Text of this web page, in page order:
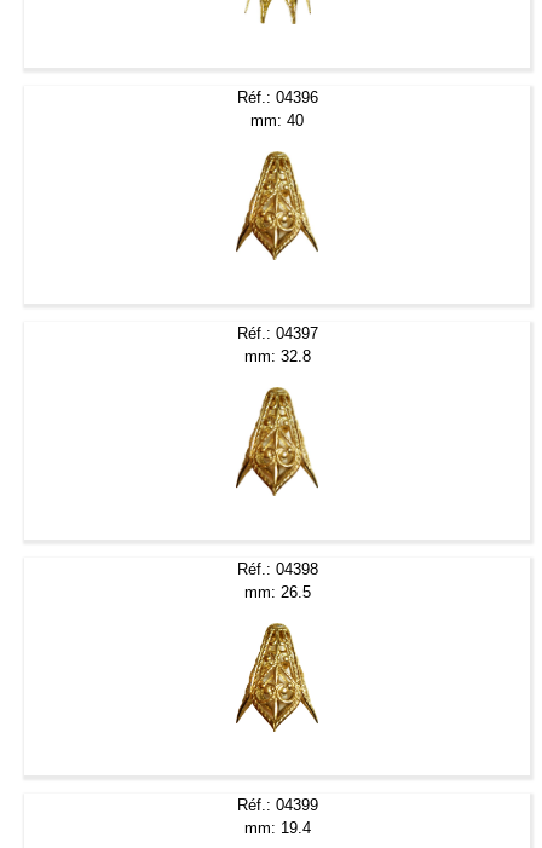
Réf.: 04396
mm: 40
Réf.: 04397
mm: 32.8
Réf.: 04398
mm: 26.5
Réf.: 04399
mm: 19.4